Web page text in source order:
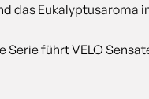
das Eukalyptusaroma
Serie führt VELO